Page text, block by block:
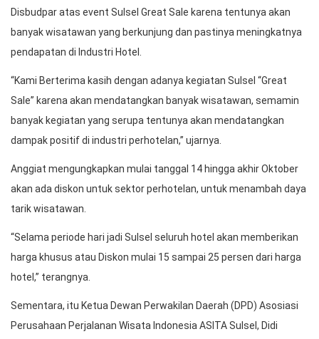
Disbudpar atas event Sulsel Great Sale karena tentunya akan
banyak wisatawan yang berkunjung dan pastinya meningkatnya
pendapatan di Industri Hotel.
“Kami Berterima kasih dengan adanya kegiatan Sulsel “Great
Sale” karena akan mendatangkan banyak wisatawan, semamin
banyak kegiatan yang serupa tentunya akan mendatangkan
dampak positif di industri perhotelan,” ujarnya.
Anggiat mengungkapkan mulai tanggal 14 hingga akhir Oktober
akan ada diskon untuk sektor perhotelan, untuk menambah daya
tarik wisatawan.
“Selama periode hari jadi Sulsel seluruh hotel akan memberikan
harga khusus atau Diskon mulai 15 sampai 25 persen dari harga
hotel,” terangnya.
Sementara, itu Ketua Dewan Perwakilan Daerah (DPD) Asosiasi
Perusahaan Perjalanan Wisata Indonesia ASITA Sulsel, Didi